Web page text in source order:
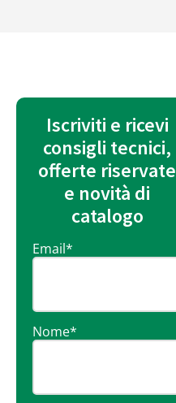
Iscriviti e ricevi
consigli tecnici,
offerte riservate
e novità di
catalogo
Email*
Nome*